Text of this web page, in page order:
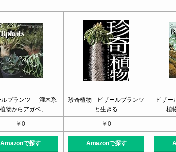
ルプランツ ― 灌木系
物からアガベ、…
珍奇植物 ビザールプランツ
と生きる
ビザー
植
￥0 ￥0
Amazonで探す Amazonで探す